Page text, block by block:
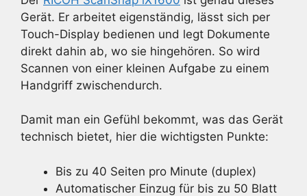
Gerät. Er arbeitet eigenständig, lässt sich per
Touch-Display bedienen und legt Dokumente
direkt dahin ab, wo sie hingehören. So wird
Scannen von einer kleinen Aufgabe zu einem
Handgriff zwischendurch.
Damit man ein Gefühl bekommt, was das Gerät
technisch bietet, hier die wichtigsten Punkte:
Bis zu 40 Seiten pro Minute (duplex)
Automatischer Einzug für bis zu 50 Blatt